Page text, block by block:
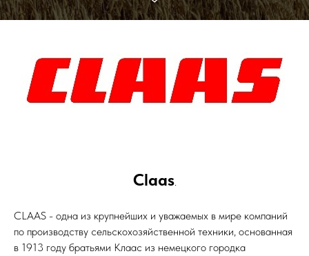
Claas.
CLAAS - одна из крупнейших и уважаемых в мире компаний
по производству сельскохозяйственной техники, основанная
в 1913 году братьями Клаас из немецкого городка